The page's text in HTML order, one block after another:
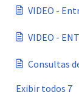
VIDEO -
VIDEO -
Consultas
Exibir todos 7